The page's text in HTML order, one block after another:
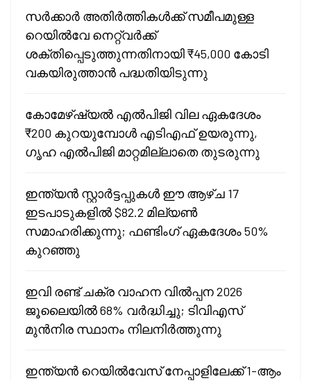
സർക്കാർ അതിർത്തികൾക്ക് സമീപമുള്ള
റെയിൽവേ നെറ്റ്‌വർക്ക്
ശക്തിപ്പെടുത്തുന്നതിനായി ₹45,000 കോടി
വകയിരുത്താൻ പദ്ധതിയിടുന്നു
കോമേഴ്ഷ്യൽ എൽപിജി വില ഏകദേശം
₹200 കുറയുമ്പോൾ എടിഎഫ് ഉയരുന്നു,
ഗൃഹ എൽപിജി മാറ്റമില്ലാതെ തുടരുന്നു
ഇന്ത്യൻ സ്റ്റാർട്ടപ്പുകൾ ഈ ആഴ്ച 17
ഇടപാടുകളിൽ $82.2 മില്യൺ
സമാഹരിക്കുന്നു; ഫണ്ടിംഗ് ഏകദേശം 50%
കുറഞ്ഞു
ഇവി രണ്ട് ചക്ര വാഹന വിൽപ്പന 2026
ജൂലൈയിൽ 68% വർദ്ധിച്ചു; ടിവിഎസ്
മുൻനിര സ്ഥാനം നിലനിർത്തുന്നു
ഇന്ത്യൻ റെയിൽവേസ് നേപ്പാളിലേക്ക് 1-ആം